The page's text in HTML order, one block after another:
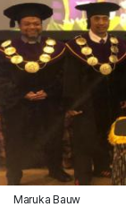
Maruka Bauw